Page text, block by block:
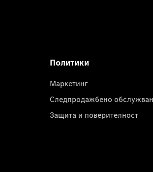
Политики
Маркетинг
Следпродажбено
Защита и поверителност